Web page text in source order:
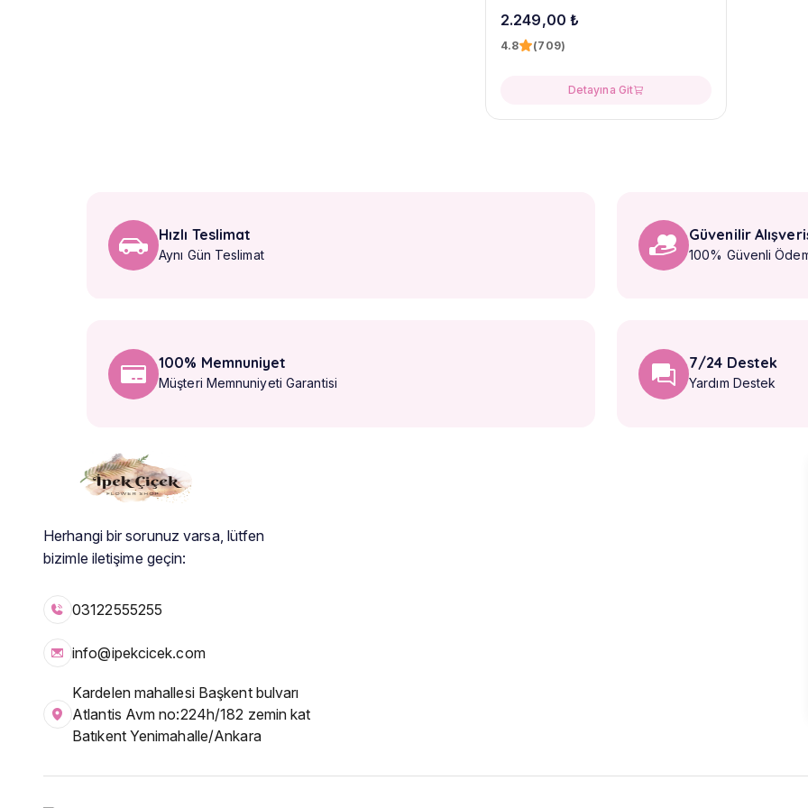
2.249,00 ₺
4.8 (709)
Detayına Git
Hızlı Teslimat
Aynı Gün Teslimat
Güvenilir
100% Güvenli
100% Memnuniyet
Müşteri Memnuniyeti Garantisi
7/24 Destek
Yardım Destek
Herhangi bir sorunuz varsa, lütfen
bizimle iletişime geçin:
03122555255
info@ipekcicek.com
Kardelen mahallesi Başkent bulvarı
Atlantis Avm no:224h/182 zemin kat
Batıkent Yenimahalle/Ankara